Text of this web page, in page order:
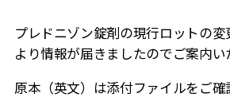
プレドニゾン錠剤の現行ロットの変
より情報が届きましたのでご案内い
原本（英文）は添付ファイルをご確